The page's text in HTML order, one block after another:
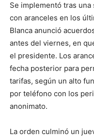
Se implementó tras
con aranceles en los
Blanca anunció
antes del viernes, en
el presidente. Los
fecha posterior para
tarifas, según un alto
por teléfono con los
anonimato.
La orden culminó un